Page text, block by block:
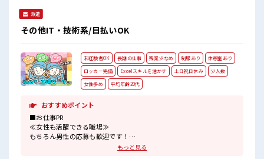
派遣
その他IT・技術系/日払いOK
未経験者OK 長期の仕事 残業少なめ 制服あり
休憩室あり
ロッカー完備
Excelスキルを活かす 土日祝日休み
少人数
女性多め
平均年齢20代
おすすめポイント
■お仕事PR
≪女性も活躍できる職場≫
もちろん男性の応募も歓迎です！
もっと見る